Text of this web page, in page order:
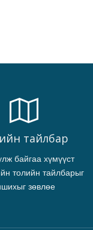
тайлбар
байгаа хүмүүст
толийн тайлбарыг
зөвлөе